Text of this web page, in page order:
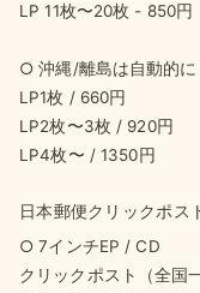
LP 11枚〜20枚 - 850円
○ 沖縄/離島は自動的
LP1枚 / 660円
LP2枚〜3枚 / 920円
LP4枚〜 / 1350円
日本郵便クリックポス
○ 7インチEP / CD
クリックポスト（全国